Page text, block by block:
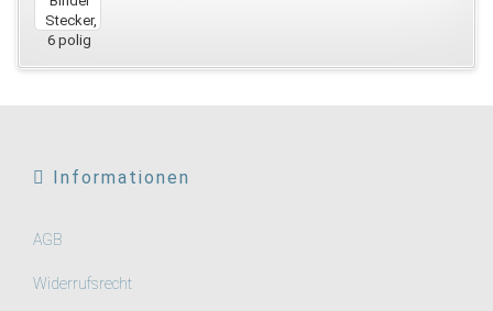
Informationen
AGB
Widerrufsrecht